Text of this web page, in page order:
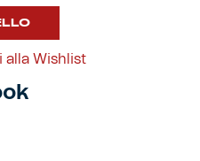
alla Wishlist